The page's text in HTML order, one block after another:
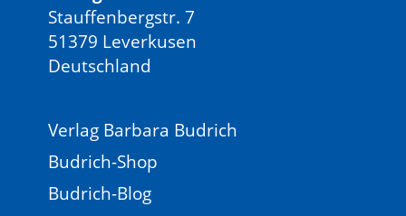
Stauffenbergstr. 7
51379 Leverkusen
Deutschland
Verlag Barbara Budrich
Budrich-Shop
Budrich-Blog